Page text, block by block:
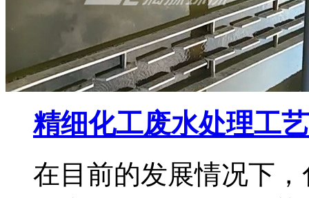
精细化工废水处理工艺
在目前的发展情况下